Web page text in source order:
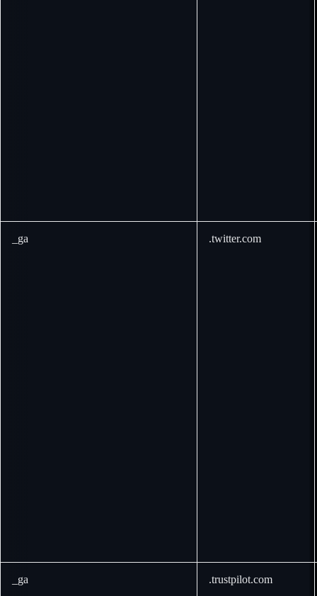
_ga .twitter.com
_ga .trustpilot.com